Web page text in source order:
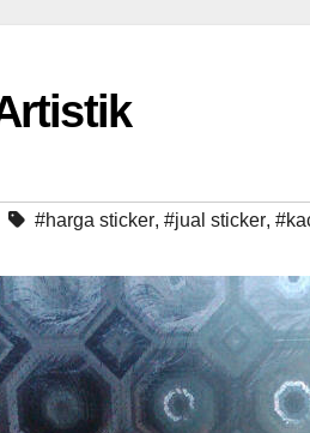
#harga sticker, #jual sticker,